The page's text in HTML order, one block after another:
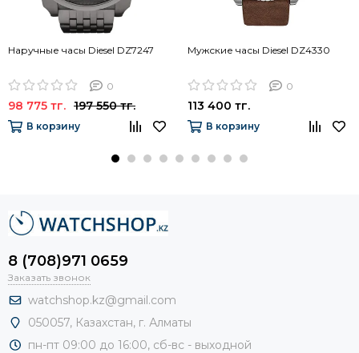
Наручные часы Diesel DZ7247
0
98 775 тг. 197 550 тг.
В корзину
Мужские часы Diesel DZ4330
0
113 400 тг.
В корзину
8 (708)971 0659
Заказать звонок
watchshop.kz@gmail.com
050057, Казахстан, г. Алматы
пн-пт 09:00 до 16:00, сб-вс - выходной